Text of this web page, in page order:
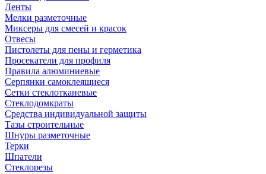
Ленты
Мелки разметочные
Миксеры для смесей и красок
Отвесы
Пистолеты для пены и герметика
Просекатели для профиля
Правила алюминиевые
Серпянки самоклеящиеся
Сетки стеклотканевые
Стеклодомкраты
Средства индивидуальной защиты
Тазы строительные
Шнуры разметочные
Терки
Шпатели
Стеклорезы